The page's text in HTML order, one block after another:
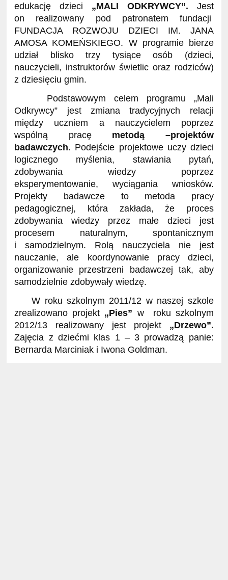
edukację dzieci „MALI ODKRYWCY”. Jest
on realizowany pod patronatem fundacji
FUNDACJA ROZWOJU DZIECI IM. JANA
AMOSA KOMEŃSKIEGO. W programie bierze
udział blisko trzy tysiące osób (dzieci,
nauczycieli, instruktorów świetlic oraz rodziców)
z dziesięciu gmin.
Podstawowym celem programu „Mali
Odkrywcy” jest zmiana tradycyjnych relacji
między uczniem a nauczycielem poprzez
wspólną pracę metodą –projektów
badawczych. Podejście projektowe uczy dzieci
logicznego myślenia, stawiania pytań,
zdobywania wiedzy poprzez
eksperymentowanie, wyciągania wniosków.
Projekty badawcze to metoda pracy
pedagogicznej, która zakłada, że proces
zdobywania wiedzy przez małe dzieci jest
procesem naturalnym, spontanicznym
i samodzielnym. Rolą nauczyciela nie jest
nauczanie, ale koordynowanie pracy dzieci,
organizowanie przestrzeni badawczej tak, aby
samodzielnie zdobywały wiedzę.
W roku szkolnym 2011/12 w naszej szkole
zrealizowano projekt „Pies” w roku szkolnym
2012/13 realizowany jest projekt „Drzewo”.
Zajęcia z dziećmi klas 1 – 3 prowadzą panie:
Bernarda Marciniak i Iwona Goldman.